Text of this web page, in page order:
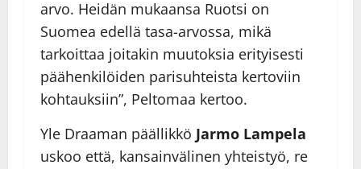
arvo. Heidän mukaansa Ruotsi on
Suomea edellä tasa-arvossa, mikä
tarkoittaa joitakin muutoksia erityisesti
päähenkilöiden parisuhteista kertoviin
kohtauksiin”, Peltomaa kertoo.
Yle Draaman päällikkö Jarmo Lampela
uskoo että, kansainvälinen yhteistyö, re